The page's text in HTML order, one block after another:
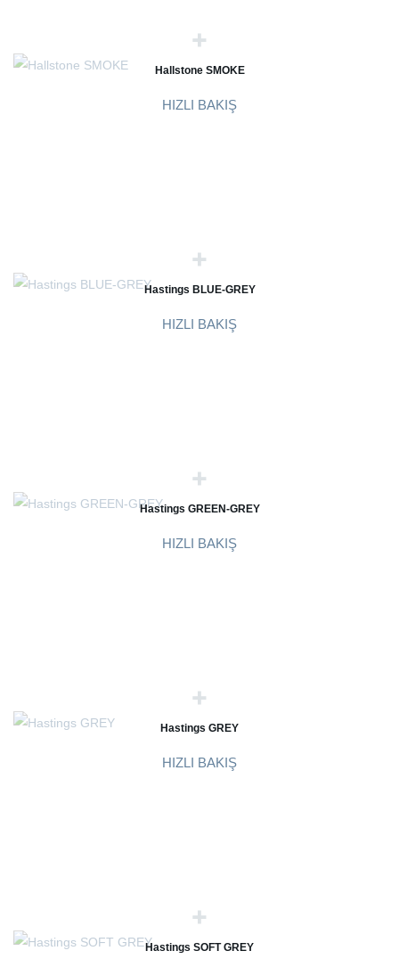
Hallstone SMOKE
HIZLI BAKIŞ
Hastings BLUE-GREY
HIZLI BAKIŞ
Hastings GREEN-GREY
HIZLI BAKIŞ
Hastings GREY
HIZLI BAKIŞ
Hastings SOFT GREY